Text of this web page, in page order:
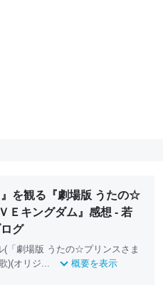
を観る『劇場版 うたの☆
Ｅキングダム』感想 - 若
グ
(「劇場版 うたの☆プリンスさま
)(オリジ...
概要を表示